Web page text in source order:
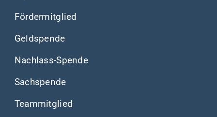
Fördermitglied
Geldspende
Nachlass-Spende
Sachspende
Teammitglied